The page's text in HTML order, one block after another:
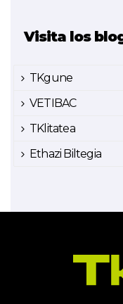
Visita los
TKgune
VETIBAC
TKlitatea
Ethazi Biltegia